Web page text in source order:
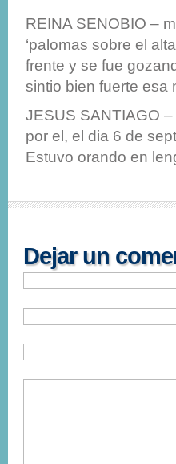
REINA SENOBIO –
‘palomas sobre el
frente y se fue
sintio bien fuerte esa
JESUS SANTIAGO
por el, el dia 6 de
Estuvo orando en
Dejar un